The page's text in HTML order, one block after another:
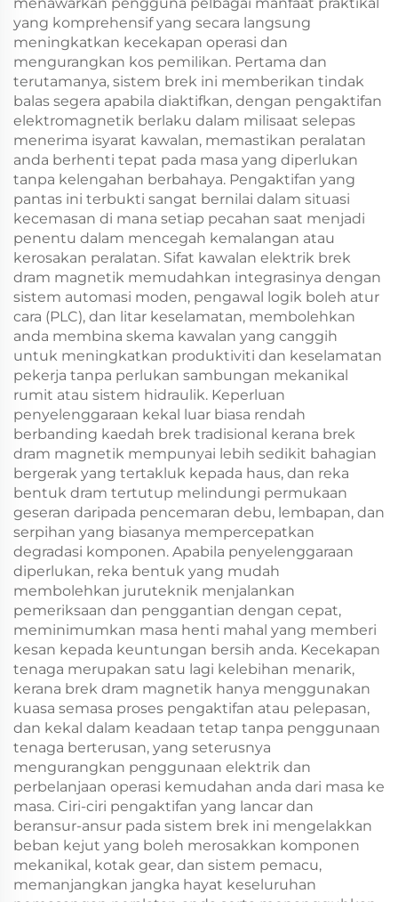
yang komprehensif yang secara langsung
meningkatkan kecekapan operasi dan
mengurangkan kos pemilikan. Pertama dan
terutamanya, sistem brek ini memberikan tindak
balas segera apabila diaktifkan, dengan pengaktifan
elektromagnetik berlaku dalam milisaat selepas
menerima isyarat kawalan, memastikan peralatan
anda berhenti tepat pada masa yang diperlukan
tanpa kelengahan berbahaya. Pengaktifan yang
pantas ini terbukti sangat bernilai dalam situasi
kecemasan di mana setiap pecahan saat menjadi
penentu dalam mencegah kemalangan atau
kerosakan peralatan. Sifat kawalan elektrik brek
dram magnetik memudahkan integrasinya dengan
sistem automasi moden, pengawal logik boleh atur
cara (PLC), dan litar keselamatan, membolehkan
anda membina skema kawalan yang canggih
untuk meningkatkan produktiviti dan keselamatan
pekerja tanpa perlukan sambungan mekanikal
rumit atau sistem hidraulik. Keperluan
penyelenggaraan kekal luar biasa rendah
berbanding kaedah brek tradisional kerana brek
dram magnetik mempunyai lebih sedikit bahagian
bergerak yang tertakluk kepada haus, dan reka
bentuk dram tertutup melindungi permukaan
geseran daripada pencemaran debu, lembapan, dan
serpihan yang biasanya mempercepatkan
degradasi komponen. Apabila penyelenggaraan
diperlukan, reka bentuk yang mudah
membolehkan juruteknik menjalankan
pemeriksaan dan penggantian dengan cepat,
meminimumkan masa henti mahal yang memberi
kesan kepada keuntungan bersih anda. Kecekapan
tenaga merupakan satu lagi kelebihan menarik,
kerana brek dram magnetik hanya menggunakan
kuasa semasa proses pengaktifan atau pelepasan,
dan kekal dalam keadaan tetap tanpa penggunaan
tenaga berterusan, yang seterusnya
mengurangkan penggunaan elektrik dan
perbelanjaan operasi kemudahan anda dari masa ke
masa. Ciri-ciri pengaktifan yang lancar dan
beransur-ansur pada sistem brek ini mengelakkan
beban kejut yang boleh merosakkan komponen
mekanikal, kotak gear, dan sistem pemacu,
memanjangkan jangka hayat keseluruhan